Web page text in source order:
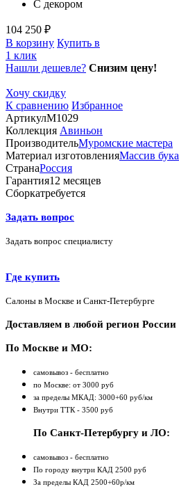
С декором
104 250 ₽
В корзину Купить в
1 клик
Нашли дешевле? Снизим цену!
Хочу скидку
К сравнению Избранное
АртикулМ1029
Коллекция Авиньон
ПроизводительМуромские мастера
Материал изготовленияМассив бука
СтранаРоссия
Гарантия12 месяцев
Сборкатребуется
Задать вопрос
Задать вопрос специалисту
Где купить
Салоны в Москве и Санкт-Петербурге
Доставляем в любой регион России
По Москве и МО:
самовывоз - бесплатно
по Москве: от 3000 руб
за пределы МКАД: 3000+60 руб/км
Внутри ТТК - 3500 руб
По Санкт-Петербургу и ЛО:
самовывоз - бесплатно
По городу внутри КАД 2500 руб
За пределы КАД 2500+60р/км